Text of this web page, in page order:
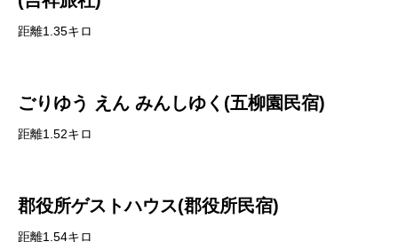
距離1.35キロ
ごりゆう えん みんしゆく(五柳園民宿)
距離1.52キロ
郡役所ゲストハウス(郡役所民宿)
距離1.54キロ